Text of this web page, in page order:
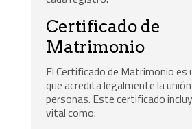
Certificado de
Matrimonio
El Certificado de Matrimonio es
que acredita legalmente la
personas. Este certificado
vital como: